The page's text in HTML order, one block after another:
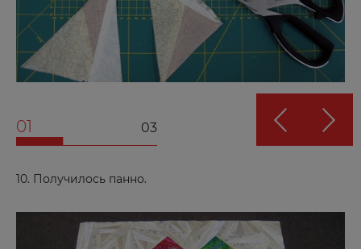
01 03
10. Получилось панно.